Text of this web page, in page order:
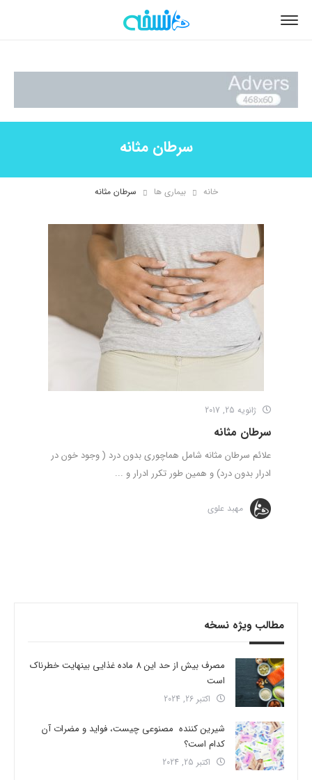
سرطان مثانه
خانه بیماری ها سرطان مثانه
ژانویه 25, 2017
سرطان مثانه
علائم سرطان مثانه شامل هماچوری بدون درد ( وجود خون در
ادرار بدون درد) و همین طور تکرر ادرار و ...
مهبد علوی
مطالب ویژه نسخه
مصرف بیش از حد این 8 ماده غذایی بینهایت خطرناک
است
اکتبر 26, 2024
شیرین کننده مصنوعی چیست، فواید و مضرات آن
کدام است؟
اکتبر 25, 2024